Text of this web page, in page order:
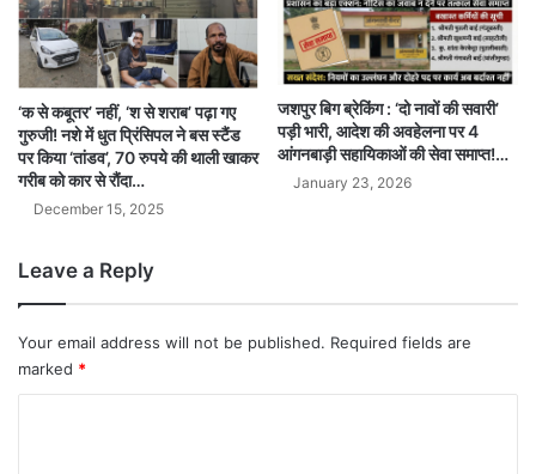
‘क से कबूतर’ नहीं, ‘श से शराब’ पढ़ा गए
गुरुजी! नशे में धुत प्रिंसिपल ने बस स्टैंड
पर किया ‘तांडव’, 70 रुपये की थाली खाकर
गरीब को कार से रौंदा…
December 15, 2025
जशपुर बिग ब्रेकिंग : ‘दो नावों की सवारी’
पड़ी भारी, आदेश की अवहेलना पर 4
आंगनबाड़ी सहायिकाओं की सेवा समाप्त!…
January 23, 2026
Leave a Reply
Your email address will not be published. Required fields are
marked *